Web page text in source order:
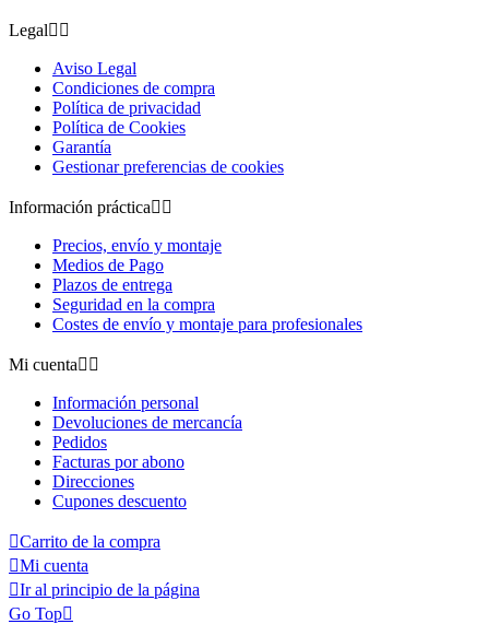
Legal 
Aviso Legal
Condiciones de compra
Política de privacidad
Política de Cookies
Garantía
Gestionar preferencias de cookies
Información práctica 
Precios, envío y montaje
Medios de Pago
Plazos de entrega
Seguridad en la compra
Costes de envío y montaje para profesionales
Mi cuenta 
Información personal
Devoluciones de mercancía
Pedidos
Facturas por abono
Direcciones
Cupones descuento
Carrito de la compra
Mi cuenta
Ir al principio de la página
Go Top